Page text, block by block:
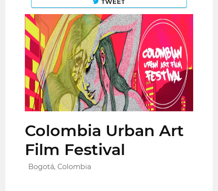
TWEET
Colombia Urban Art
Film Festival
Bogotá, Colombia